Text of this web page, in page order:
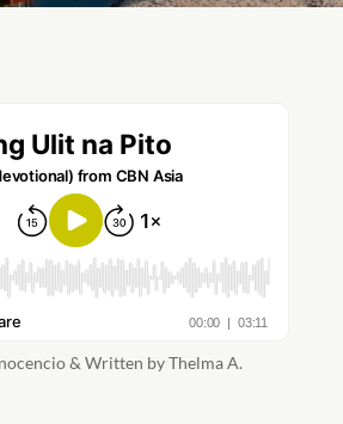
& Written by Thelma A.